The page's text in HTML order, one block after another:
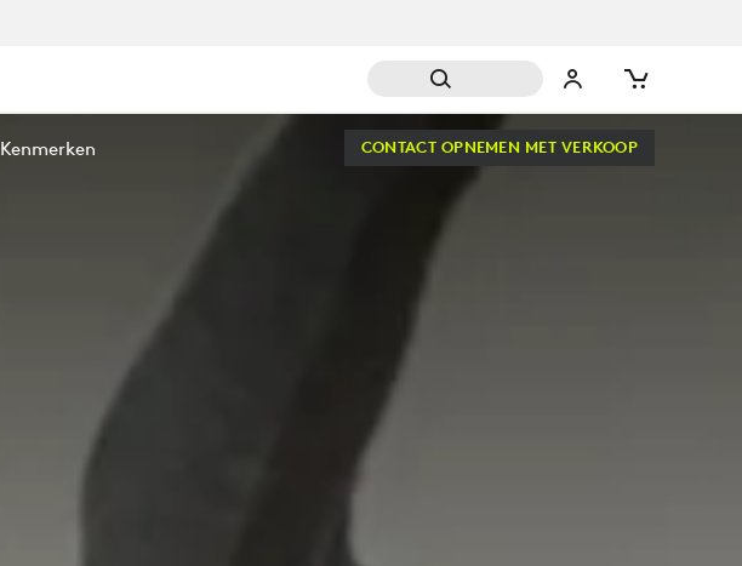
Kenmerken CONTACT OPNEMEN MET VERKOOP